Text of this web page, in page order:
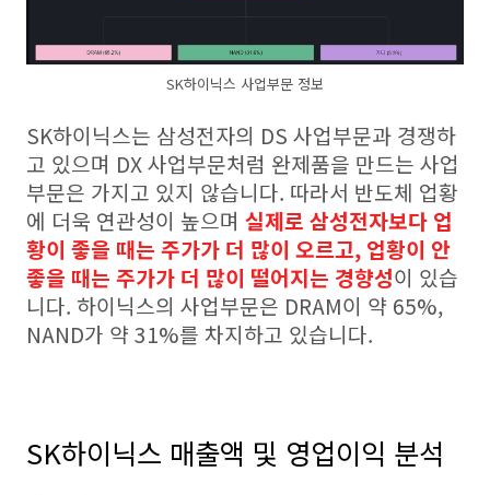
SK하이닉스 사업부문 정보
SK하이닉스는 삼성전자의 DS 사업부문과 경쟁하
고 있으며 DX 사업부문처럼 완제품을 만드는 사업
부문은 가지고 있지 않습니다. 따라서 반도체 업황
에 더욱 연관성이 높으며 실제로 삼성전자보다 업
황이 좋을 때는 주가가 더 많이 오르고, 업황이 안
좋을 때는 주가가 더 많이 떨어지는 경향성이 있습
니다. 하이닉스의 사업부문은 DRAM이 약 65%,
NAND가 약 31%를 차지하고 있습니다.
SK하이닉스 매출액 및 영업이익 분석